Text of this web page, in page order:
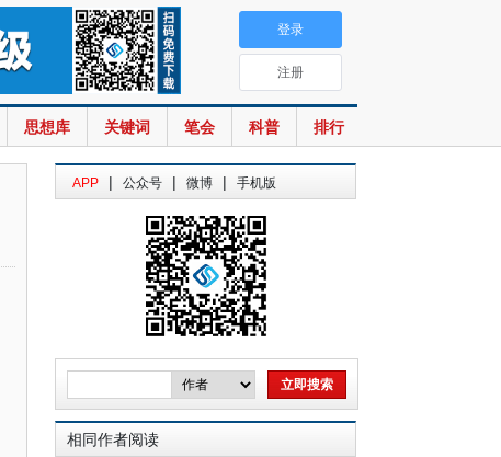
思想库 关键词 笔会 科普 排行
登录
注册
APP | 公众号 | 微博 | 手机版
相同作者阅读